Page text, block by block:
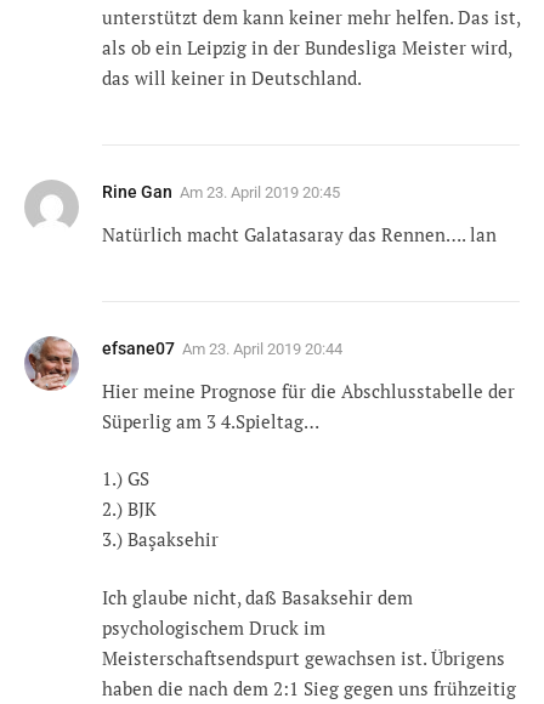
unterstützt dem kann keiner mehr helfen. Das ist,
als ob ein Leipzig in der Bundesliga Meister wird,
das will keiner in Deutschland.
Rine Gan Am 23. April 2019 20:45
Natürlich macht Galatasaray das Rennen…. lan
efsane07 Am 23. April 2019 20:44
Hier meine Prognose für die Abschlusstabelle der
Süperlig am 3 4.Spieltag…
1.) GS
2.) BJK
3.) Başaksehir
Ich glaube nicht, daß Basaksehir dem
psychologischem Druck im
Meisterschaftsendspurt gewachsen ist. Übrigens
haben die nach dem 2:1 Sieg gegen uns frühzeitig